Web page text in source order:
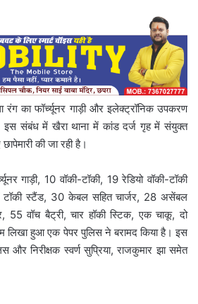
रंग का फॉर्च्यूनर गाड़ी और इलेक्ट्रॉनिक उपकरण
इस संबंध में खैरा थाना में कांड दर्ज गृह में संयुक्त
की जा रही है।
गाड़ी, 10 वॉकी-टॉकी, 19 रेडियो वॉकी-टॉकी
टॉकी स्टैंड, 30 केबल सहित चार्जर, 28 असेंबल
55 वॉच बैट्री, चार हॉकी स्टिक, एक चाकू, दो
लिखा हुआ एक पेपर पुलिस ने बरामद किया है। इस
और निरीक्षक स्वर्ण सुप्रिया, राजकुमार झा समेत